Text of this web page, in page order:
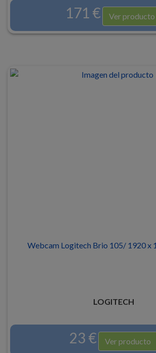
171 € Ver producto
Webcam Logitech Brio 105/ 1920 x
LOGITECH
23 € Ver producto